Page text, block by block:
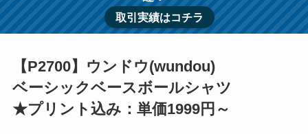
取引実績はコチラ
【P2700】ウンドウ(wundou)
ベーシックベースボールシャツ
★プリント込み：単価1999円～